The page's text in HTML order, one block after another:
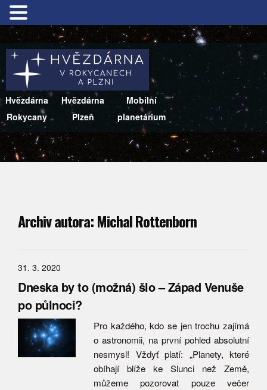
Hvězdárna
Rokycany
Hvězdárna
Plzeň
Mobilní
planetárium
Archiv autora:Michal Rottenborn
31. 3. 2020
Dneska by to (možná) šlo – Západ Venuše
po půlnoci?
Pro každého, kdo se jen trochu zajímá
o astronomii, na první pohled absolutní
nesmysl! Vždyť platí: „Planety, které
obíhají blíže ke Slunci než Země,
můžeme pozorovat pouze večer